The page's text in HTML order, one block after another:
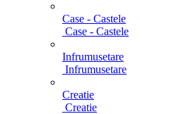
Case - Castele
Case - Castele
Infrumusetare
Infrumusetare
Creatie
Creatie